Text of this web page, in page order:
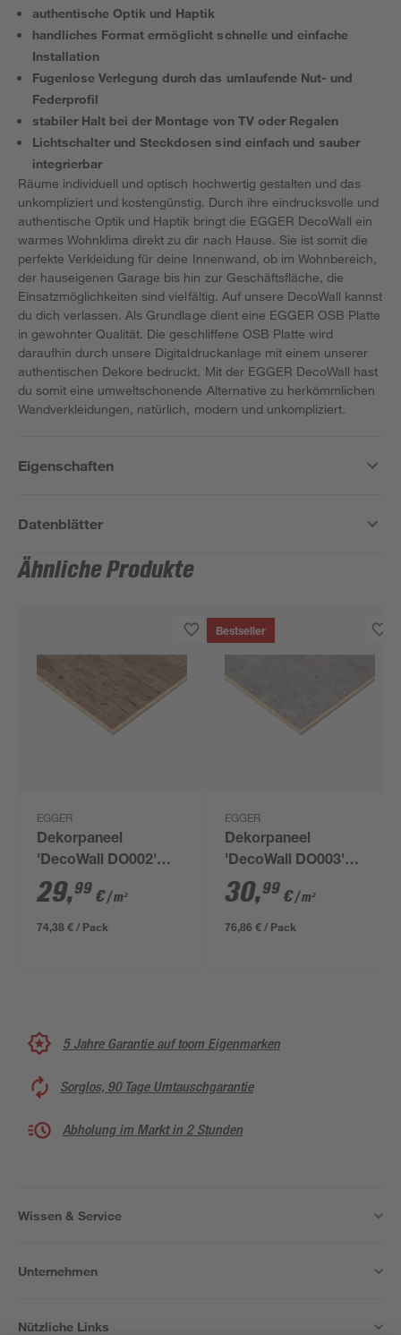
authentische Optik und Haptik
handliches Format ermöglicht schnelle und einfache
Installation
Fugenlose Verlegung durch das umlaufende Nut- und
Federprofil
stabiler Halt bei der Montage von TV oder Regalen
Lichtschalter und Steckdosen sind einfach und sauber
integrierbar
Räume individuell und optisch hochwertig gestalten und das
unkompliziert und kostengünstig. Durch ihre eindrucksvolle und
authentische Optik und Haptik bringt die EGGER DecoWall ein
warmes Wohnklima direkt zu dir nach Hause. Sie ist somit die
perfekte Verkleidung für deine Innenwand, ob im Wohnbereich,
der hauseigenen Garage bis hin zur Geschäftsfläche, die
Einsatzmöglichkeiten sind vielfältig. Auf unsere DecoWall kannst
du dich verlassen. Als Grundlage dient eine EGGER OSB Platte
in gewohnter Qualität. Die geschliffene OSB Platte wird
daraufhin durch unsere Digitaldruckanlage mit einem unserer
authentischen Dekore bedruckt. Mit der EGGER DecoWall hast
du somit eine umweltschonende Alternative zu herkömmlichen
Wandverkleidungen, natürlich, modern und unkompliziert.
Eigenschaften
Datenblätter
Ähnliche Produkte
EGGER
Dekorpaneel
'DecoWall DO002'
Annaba Eiche natur
1250 x 660 mm
29,99 €/ m²
74,38 € / Pack
Bestseller
EGGER
Dekorpaneel
'DecoWall DO003'
Rovigo beton 1250 x
660 mm
30,99 €/ m²
76,86 € / Pack
5 Jahre Garantie auf toom Eigenmarken
Sorglos, 90 Tage Umtauschgarantie
Abholung im Markt in 2 Stunden
Wissen & Service
Unternehmen
Nützliche Links